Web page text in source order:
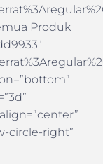
Produk
circle-right”